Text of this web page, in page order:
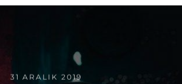
31 ARALIK 2019